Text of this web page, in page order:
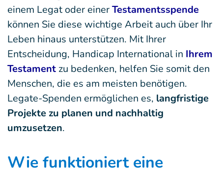
einem Legat oder einerTestamentsspende
können Sie diese wichtige Arbeit auch über Ihr
Leben hinaus unterstützen. Mit Ihrer
Entscheidung, Handicap International in Ihrem
Testament zu bedenken, helfen Sie somit den
Menschen, die es am meisten benötigen.
Legate-Spenden ermöglichen es, langfristige
Projekte zu planen und nachhaltig
umzusetzen.
Wie funktioniert eine